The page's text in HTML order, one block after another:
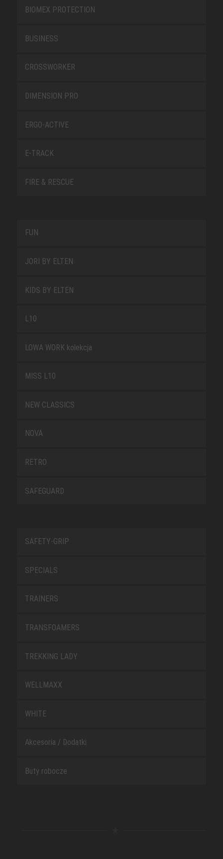
BIOMEX PROTECTION
BUSINESS
CROSSWORKER
DIMENSION PRO
ERGO-ACTIVE
E-TRACK
FIRE & RESCUE
FUN
JORI BY ELTEN
KIDS BY ELTEN
L10
LOWA WORK kolekcja
MISS L10
NEW CLASSICS
NOVA
RETRO
SAFEGUARD
SAFETY-GRIP
SPECIALS
TRAINERS
TRANSFOAMERS
TREKKING LADY
WELLMAXX
WHITE
Akcesoria / Dodatki
Buty robocze